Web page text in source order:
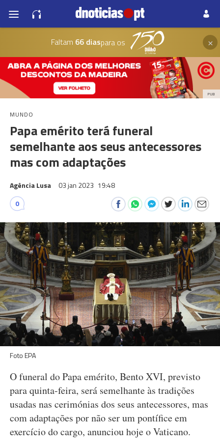
Faltam 66 diaspara os ×
PUB
MUNDO
Papa emérito terá funeral
semelhante aos seus antecessores
mas com adaptações
Agência Lusa 03 jan 2023 19:48
0
Foto EPA
O funeral do Papa emérito, Bento XVI, previsto
para quinta-feira, será semelhante às tradições
usadas nas cerimónias dos seus antecessores, mas
com adaptações por não ser um pontífice em
exercício do cargo, anunciou hoje o Vaticano.